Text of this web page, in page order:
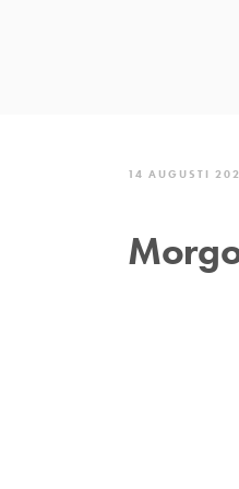
14 AUGUSTI